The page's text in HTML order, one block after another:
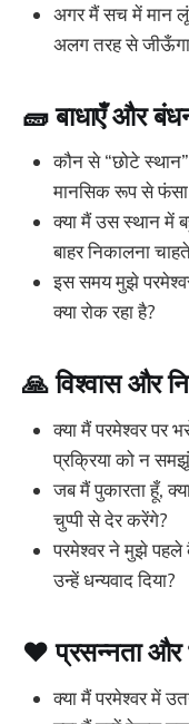
अगर मैं सच में मान लूं
अलग तरह से
🧱 बाधाएँ और
कौन से “छोटे
मानसिक रूप से फंसा
क्या मैं उस स्थान में
बाहर निकालना
इस समय मुझे
क्या रोक रहा है?
🙏 विश्वास और
क्या मैं परमेश्वर पर
प्रक्रिया को न
जब मैं पुकारता हूँ,
चुप्पी से देर करेंगे?
परमेश्वर ने मुझे
उन्हें धन्यवाद दिया?
❤️ प्रसन्नता और
क्या मैं परमेश्वर में